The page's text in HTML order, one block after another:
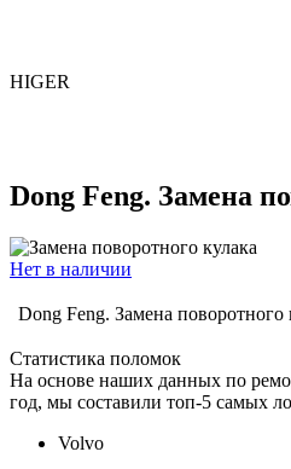
HIGER
Dong Feng. Замена
Нет в наличии
Dong Feng. Замена поворотного
Статистика поломок
На основе наших данных по
год, мы составили топ-5 самых
Volvo